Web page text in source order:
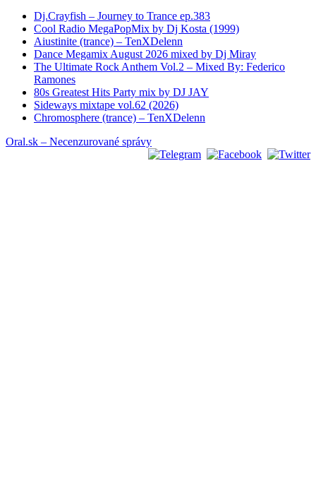
Dj.Crayfish – Journey to Trance ep.383
Cool Radio MegaPopMix by Dj Kosta (1999)
Aiustinite (trance) – TenXDelenn
Dance Megamix August 2026 mixed by Dj Miray
The Ultimate Rock Anthem Vol.2 – Mixed By: Federico
Ramones
80s Greatest Hits Party mix by DJ JAY
Sideways mixtape vol.62 (2026)
Chromosphere (trance) – TenXDelenn
Oral.sk – Necenzurované správy